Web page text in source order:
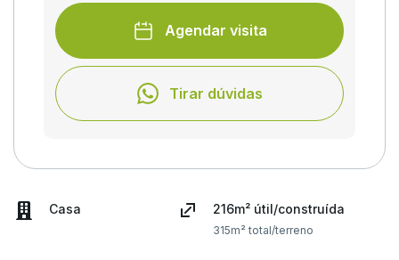
Agendar visita
Tirar dúvidas
Casa 216m² útil/construída
315m² total/terreno